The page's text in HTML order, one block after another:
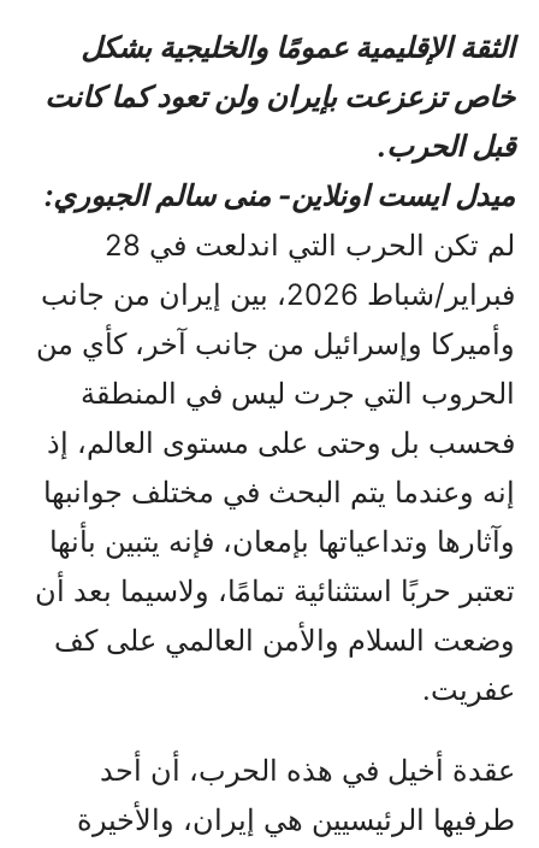
الثقة الإقليمية عمومًا والخليجية بشكل
خاص تزعزعت بإيران ولن تعود كما كانت
قبل الحرب.
میدل ایست اونلاین- منی سالم الجبوري:
لم تكن الحرب التي اندلعت في 28
فبراير/شباط 2026، بين إيران من جانب
وأميركا وإسرائيل من جانب آخر، كأي من
الحروب التي جرت ليس في المنطقة
فحسب بل وحتى على مستوى العالم، إذ
إنه وعندما يتم البحث في مختلف جوانبها
وآثارها وتداعياتها بإمعان، فإنه يتبين بأنها
تعتبر حربًا استثنائية تمامًا، ولاسيما بعد أن
وضعت السلام والأمن العالمي على كف
عفريت.
عقدة أخيل في هذه الحرب، أن أحد
طرفيها الرئيسيين هي إيران، والأخيرة